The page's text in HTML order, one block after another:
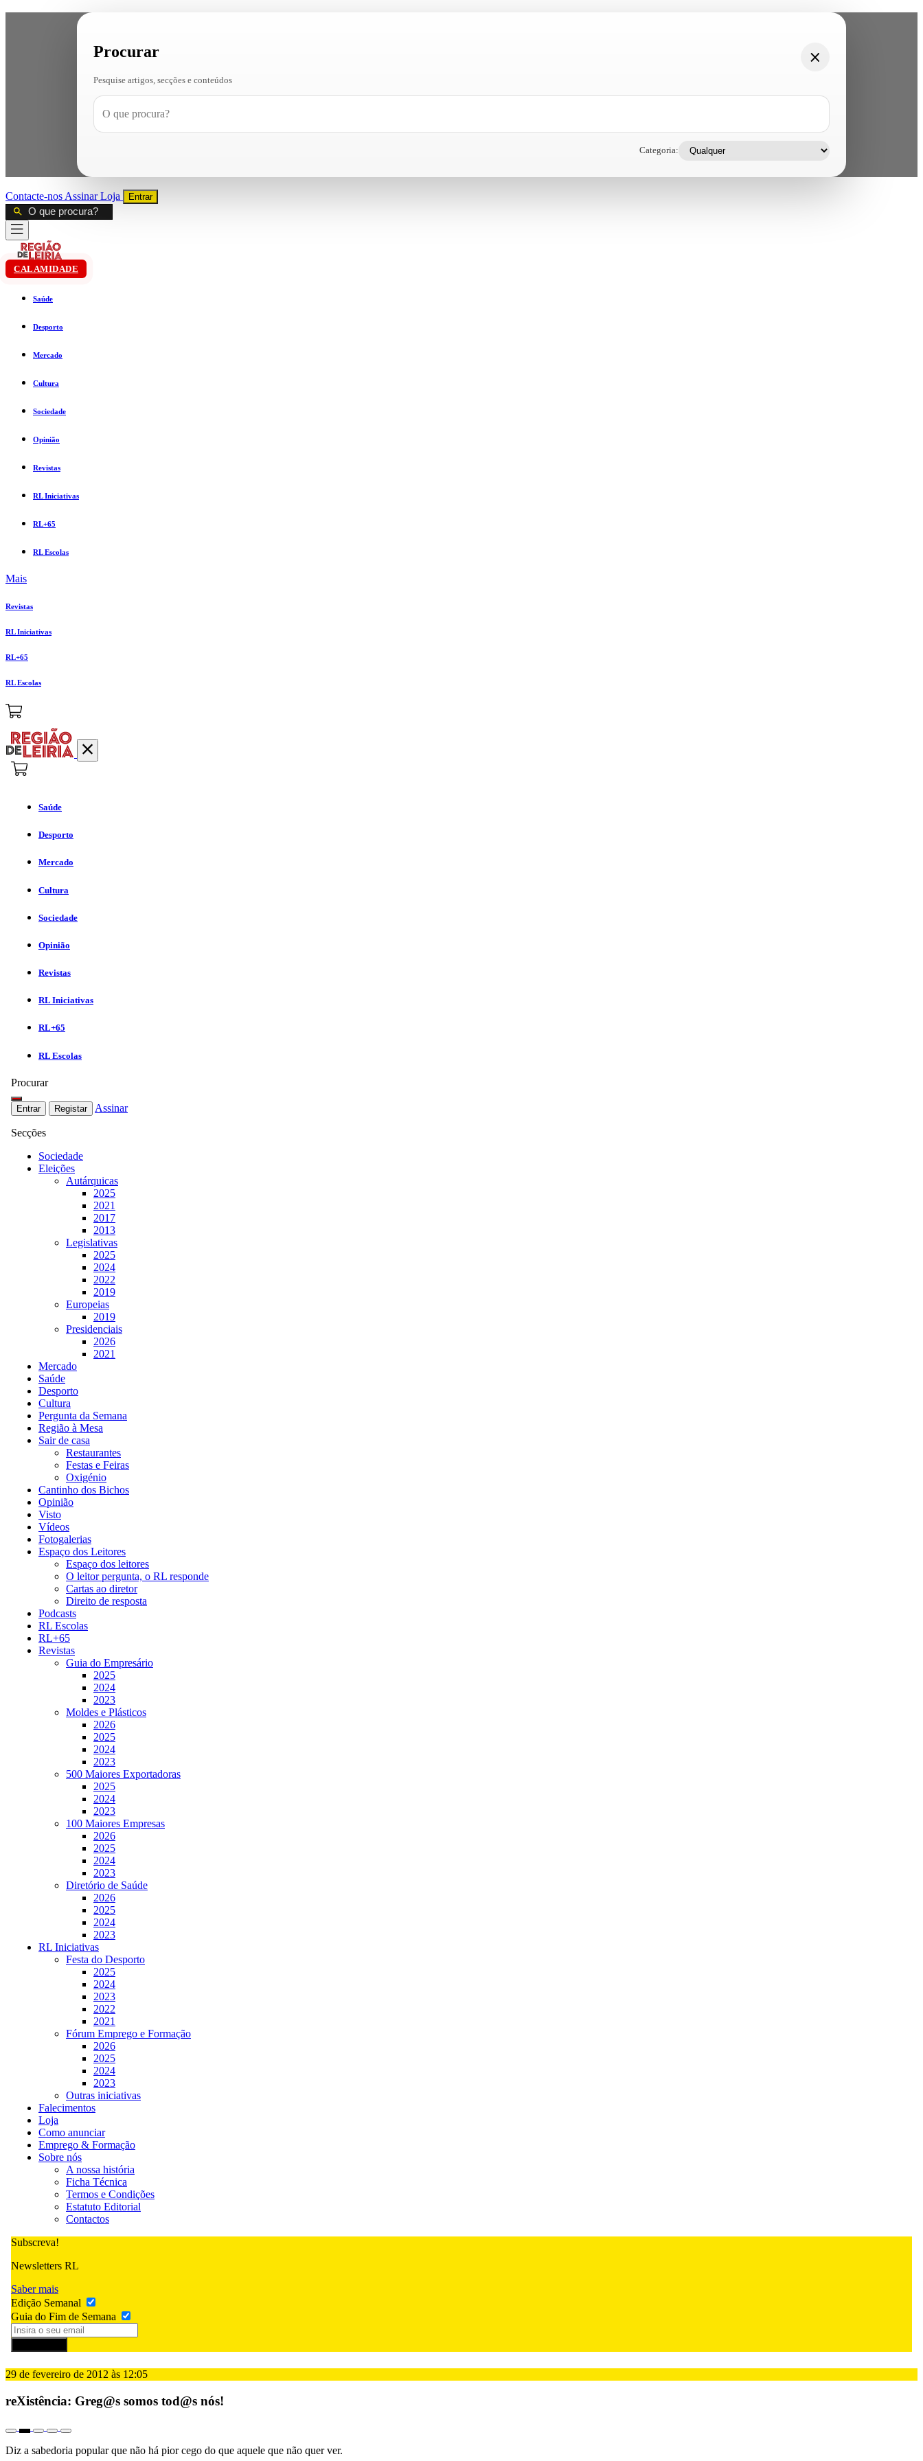
Procurar
Pesquise artigos, secções e conteúdos
Categoria:
Contacte-nos AssinarLoja Entrar
CALAMIDADE
Saúde
Desporto
Mercado
Cultura
Sociedade
Opinião
Revistas
RL Iniciativas
RL+65
RL Escolas
Mais
Revistas
RL Iniciativas
RL+65
RL Escolas
Saúde
Desporto
Mercado
Cultura
Sociedade
Opinião
Revistas
RL Iniciativas
RL+65
RL Escolas
Procurar
Entrar Registar Assinar
Secções
Sociedade
Eleições
Autárquicas
2025
2021
2017
2013
Legislativas
2025
2024
2022
2019
Europeias
2019
Presidenciais
2026
2021
Mercado
Saúde
Desporto
Cultura
Pergunta da Semana
Região à Mesa
Sair de casa
Restaurantes
Festas e Feiras
Oxigénio
Cantinho dos Bichos
Opinião
Visto
Vídeos
Fotogalerias
Espaço dos Leitores
Espaço dos leitores
O leitor pergunta, o RL responde
Cartas ao diretor
Direito de resposta
Podcasts
RL Escolas
RL+65
Revistas
Guia do Empresário
2025
2024
2023
Moldes e Plásticos
2026
2025
2024
2023
500 Maiores Exportadoras
2025
2024
2023
100 Maiores Empresas
2026
2025
2024
2023
Diretório de Saúde
2026
2025
2024
2023
RL Iniciativas
Festa do Desporto
2025
2024
2023
2022
2021
Fórum Emprego e Formação
2026
2025
2024
2023
Outras iniciativas
Falecimentos
Loja
Como anunciar
Emprego & Formação
Sobre nós
A nossa história
Ficha Técnica
Termos e Condições
Estatuto Editorial
Contactos
Subscreva!
Newsletters RL
Saber mais
Edição Semanal
Guia do Fim de Semana
29 de fevereiro de 2012 às 12:05
reXistência: Greg@s somos tod@s nós!
Diz a sabedoria popular que não há pior cego do que aquele que não quer ver.